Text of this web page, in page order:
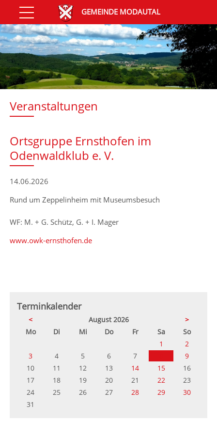
GEMEINDE MODAUTAL
Veranstaltungen
Ortsgruppe Ernsthofen im
Odenwaldklub e. V.
14.06.2026
Rund um Zeppelinheim mit Museumsbesuch
WF: M. + G. Schütz, G. + I. Mager
www.owk-ernsthofen.de
Terminkalender
< August 2026
>
Montag Di enstagMittwochDonnerstag
Freitag SamstagSonntag
1
2
3
4 5 6 7
9
10
11 12 13 14 15
16
17
18 19 20 21 22
23
24
25 26 27 28 29
30
31